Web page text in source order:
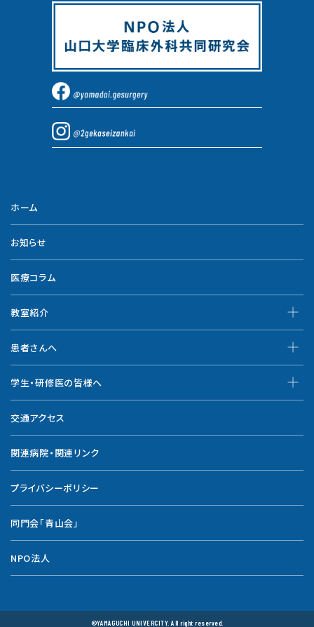
ホーム
お知らせ
医療コラム
教室紹介
患者さんへ
学生・研修医の皆様へ
交通アクセス
関連病院・関連リンク
プライバシーポリシー
同門会「青山会」
NPO法人
©YAMAGUCHI UNIVERCITY. All right reserved.